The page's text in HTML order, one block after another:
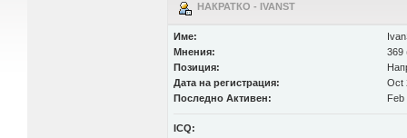
НАКРАТКО - IVANST
Име:
Мнения:
369
Позиция:
Дата на регистрация:
Oct
Последно Активен:
Feb
ICQ: